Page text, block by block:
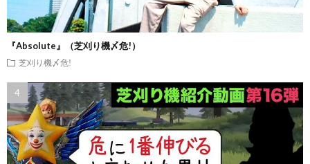
『Absolute』（芝刈り機〆危!）
芝刈り機〆危!